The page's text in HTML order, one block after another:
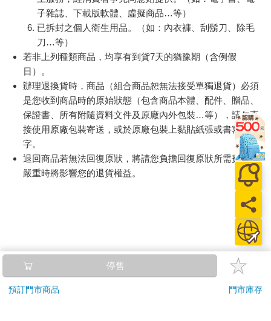
提醒您！！
金石堂及銀行均不會請您操作ATM! 如接獲電話要求您前往
ATM提款機，請不要聽從指示，以免受騙上當！
退換貨須知：
**提醒您，鑑賞期不等於試用期，退回商品須為全新狀態**
依據「消費者保護法」第19條及行政院消費者保護處公告之
「通訊交易解除權合理例外情事適用準則」，以下商品購買
後，除商品本身有瑕疵外，將不提供7天的猶豫期：
易於腐敗、保存期限較短或解約時即將逾期。（如：生
鮮食品）
依消費者要求所為之客製化給付。（客製化商品）
非以有形媒介提供之數位內容或一經提供即為完成之線
上服務，經消費者事先同意始提供。（如：電子書、電
已拆封之個人衛生用品。（如：內衣褲、刮鬍刀、除毛
若非上列種類商品，均享有到貨7天的猶豫期（含例假